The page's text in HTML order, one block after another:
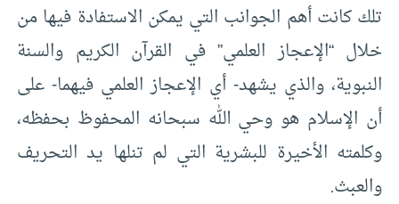
تلك كانت أهم الجوانب التي يمكن الاستفادة فيها من
خلال “الإعجاز العلمي” في القرآن الكريم والسنة
النبوية، والذي يشهد- أي الإعجاز العلمي فيهما- على
أن الإسلام هو وحي الله سبحانه المحفوظ بحفظه،
وكلمته الأخيرة للبشرية التي لم تنلها يد التحريف
والعبث.